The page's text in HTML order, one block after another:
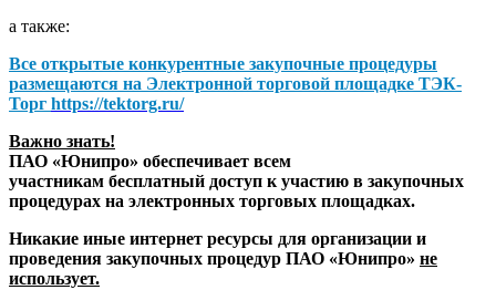
а также:
Все открытые конкурентные закупочные процедуры
размещаются на Электронной торговой площадке ТЭК-
Торг https://tektorg.ru/
Важно знать!
ПАО «Юнипро» обеспечивает всем
участникам бесплатный доступ к участию в закупочных
процедурах на электронных торговых площадках.
Никакие иные интернет ресурсы для организации и
проведения закупочных процедур ПАО «Юнипро» не
использует.